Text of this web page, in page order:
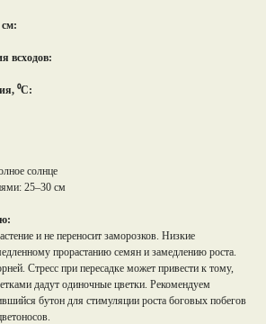
всходов:
⁰С:
солнце
25–30 см
и не переносит заморозков. Низкие
прорастанию семян и замедлению роста.
Стресс при пересадке может привести к тому,
дадут одиночные цветки. Рекомендуем
бутон для стимуляции роста боговых побегов